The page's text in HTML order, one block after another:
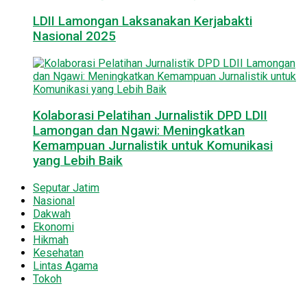
LDII Lamongan Laksanakan Kerjabakti
Nasional 2025
Kolaborasi Pelatihan Jurnalistik DPD LDII
Lamongan dan Ngawi: Meningkatkan
Kemampuan Jurnalistik untuk Komunikasi
yang Lebih Baik
Seputar Jatim
Nasional
Dakwah
Ekonomi
Hikmah
Kesehatan
Lintas Agama
Tokoh